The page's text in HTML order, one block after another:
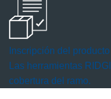
Inscripción del producto
Las herramientas
cobertura del ramo.